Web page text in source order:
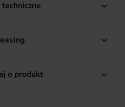


o produkt 